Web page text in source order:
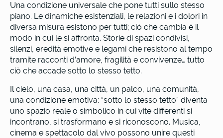
Una condizione universale che pone tutti sullo stesso
piano. Le dinamiche esistenziali, le relazioni e i dolori in
diversa misura esistono per tutti; ciò che cambia è il
modo in cui le si affronta. Storie di spazi condivisi,
silenzi, eredità emotive e legami che resistono al tempo
tramite racconti d’amore, fragilità e convivenze… tutto
ciò che accade sotto lo stesso tetto.
Il cielo, una casa, una città, un palco, una comunità,
una condizione emotiva: “sotto lo stesso tetto” diventa
uno spazio reale o simbolico in cui vite differenti si
incontrano, si trasformano e si riconoscono. Musica,
cinema e spettacolo dal vivo possono unire questi